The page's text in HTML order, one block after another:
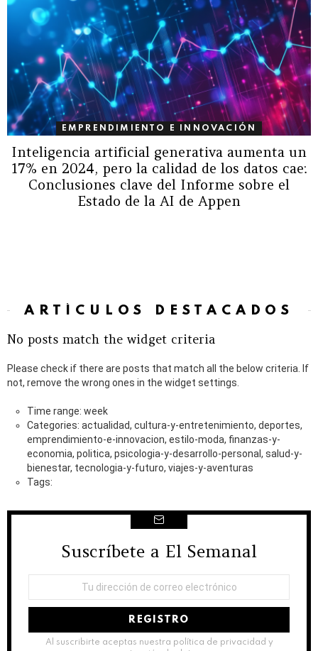
EMPRENDIMIENTO E INNOVACIÓN
Inteligencia artificial generativa aumenta un
17% en 2024, pero la calidad de los datos cae:
Conclusiones clave del Informe sobre el
Estado de la AI de Appen
ARTÍCULOS DESTACADOS
No posts match the widget criteria
Please check if there are posts that match all the below criteria. If
not, remove the wrong ones in the widget settings.
Time range: week
Categories: actualidad, cultura-y-entretenimiento, deportes,
emprendimiento-e-innovacion, estilo-moda, finanzas-y-
economia, politica, psicologia-y-desarrollo-personal, salud-y-
bienestar, tecnologia-y-futuro, viajes-y-aventuras
Tags:
NEWSLETTER
Suscríbete a El Semanal
correo
Al suscribirte aceptas nuestra política de privacidad y